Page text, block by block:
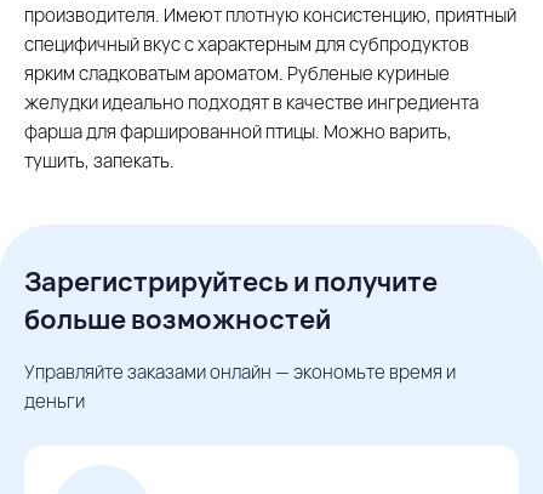
производителя. Имеют плотную консистенцию, приятный
специфичный вкус с характерным для субпродуктов
ярким сладковатым ароматом. Рубленые куриные
желудки идеально подходят в качестве ингредиента
фарша для фаршированной птицы. Можно варить,
тушить, запекать.
Зарегистрируйтесь и получите
больше возможностей
Управляйте заказами онлайн — экономьте время и
деньги